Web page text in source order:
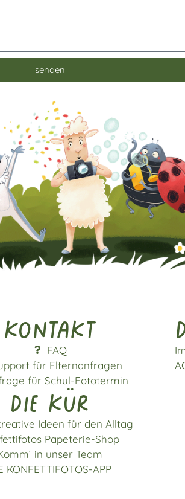
senden
Kontakt
FAQ
für Elternanfragen
für Schul-Fototermin
die kür
Ideen für den Alltag
Papeterie-Shop
in unser Team
KONFETTIFOTOS-APP